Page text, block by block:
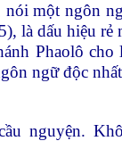
một ngôn
là dấu hiệu rẻ
Phaolô
ngữ độc
nguyện.